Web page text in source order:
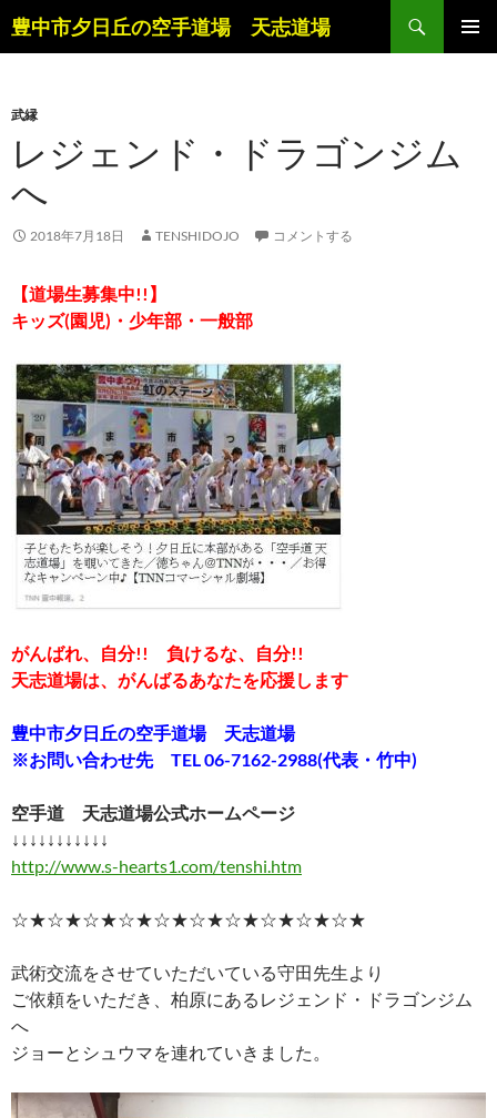
ン
ツ
キ
豊中市夕日丘の空手道場 天志道場
検
索
武縁
レジェンド・ドラゴンジム
へ
2018年7月18日 TENSHIDOJO コメントする
【道場生募集中!!】
キッズ(園児)・少年部・一般部
がんばれ、自分!! 負けるな、自分!!
天志道場は、がんばるあなたを応援します
豊中市夕日丘の空手道場 天志道場
※お問い合わせ先 TEL 06-7162-2988(代表・竹中)
空手道 天志道場公式ホームページ
↓↓↓↓↓↓↓↓↓↓↓
http://www.s-hearts1.com/tenshi.htm
☆★☆★☆★☆★☆★☆★☆★☆★☆★☆★
武術交流をさせていただいている守田先生より
ご依頼をいただき、柏原にあるレジェンド・ドラゴンジム
へ
ジョーとシュウマを連れていきました。